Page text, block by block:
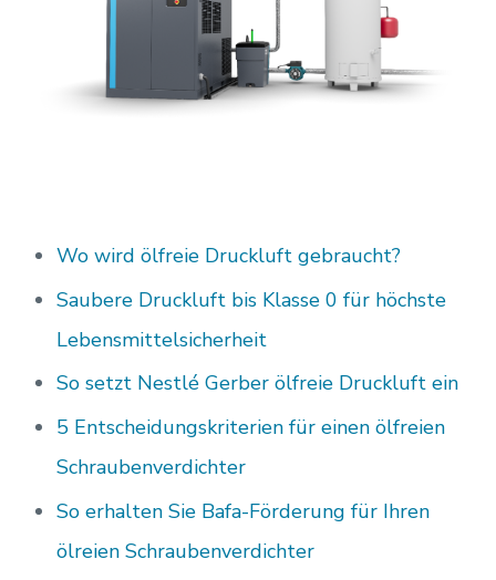
Wo wird ölfreie Druckluft gebraucht?
Saubere Druckluft bis Klasse 0 für höchste
Lebensmittelsicherheit
So setzt Nestlé Gerber ölfreie Druckluft ein
5 Entscheidungskriterien für einen ölfreien
Schraubenverdichter
So erhalten Sie Bafa-Förderung für Ihren
ölreien Schraubenverdichter